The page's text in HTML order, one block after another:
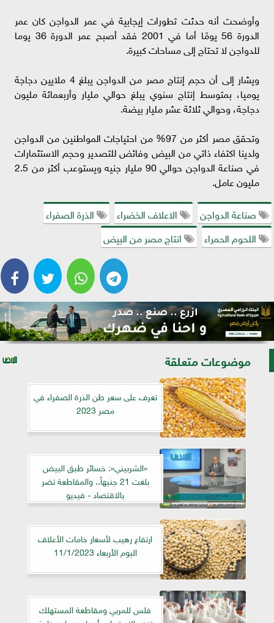
وأوضحت أنه حدثت تطورات إيجابية في عمر الدواجن كان عمر
الدورة 56 يومًا أما في 2001 فقد أصبح عمر الدورة 36 يوما
للدواجن لا تحتاج إلى مساحات كبيرة.
ويشار إلى أن حجم إنتاج مصر من الدواجن يبلغ 4 ملايين دجاجة
يوميا، بمتوسط إنتاج سنوي يبلغ حوالي مليار وأربعمائة مليون
دجاجة، وحوالي ثلاثة عشر مليار بيضة.
وتحقق مصر أكثر من 97% من احتياجات المواطنين من الدواجن
ولدينا اكتفاء ذاتي من البيض وفائض للتصدير وحجم الاستثمارات
في صناعة الدواجن حوالي 90 مليار جنيه ويستوعب أكثر من 2.5
مليون عامل.
صناعة الدواجن
الاعلاف الخضراء
الذرة الصفراء
اللحوم الحمراء
انتاج مصر من البيض
موضوعات متعلقة
تعرف على سعر طن الذرة الصفراء في
مصر 2023
«الشربيني»: خسائر طبق البيض
بلغت 21 جنيهاً.. والمقاطعة تضر
بالاقتصاد - فيديو
ارتفاع رهيب لأسعار خامات الأعلاف
اليوم الأربعاء 11/1/2023
فلس للمربي ومقاطعة المستهلك